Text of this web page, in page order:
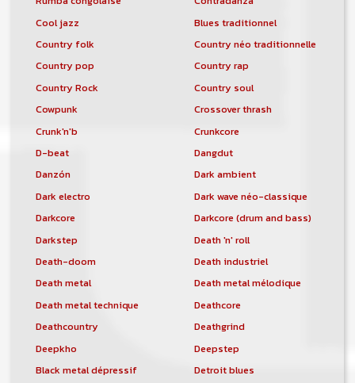
Cool jazz
Blues traditionnel
Country folk
Country néo traditionnelle
Country pop
Country rap
Country Rock
Country soul
Cowpunk
Crossover thrash
Crunk'n'b
Crunkcore
D-beat
Dangdut
Danzón
Dark ambient
Dark electro
Dark wave néo-classique
Darkcore
Darkcore (drum and bass)
Darkstep
Death 'n' roll
Death-doom
Death industriel
Death metal
Death metal mélodique
Death metal technique
Deathcore
Deathcountry
Deathgrind
Deepkho
Deepstep
Black metal dépressif
Detroit blues